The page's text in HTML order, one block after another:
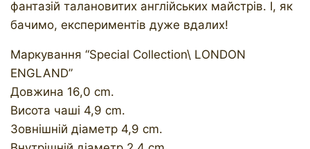
фантазій талановитих англійських майстрів. І, як
бачимо, експериментів дуже вдалих!
Маркування “Special Collection\ LONDON
ENGLAND”
Довжина 16,0 cm.
Висота чаші 4,9 cm.
Зовнішній діаметр 4,9 cm.